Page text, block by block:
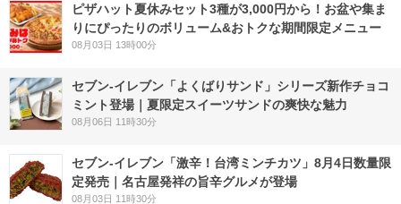
ピザハット夏休みセット3種が3,000円から！お盆や集ま
りにぴったりのボリューム&おトクな期間限定メニュー
08月03日 13時00分
セブン‐イレブン「よくばりサンド」シリーズ新作チョコ
ミント登場｜夏限定スイーツサンドの爽快な魅力
08月06日 11時30分
セブン-イレブン「激辛！台湾ミンチカツ」8月4日数量限
定発売｜名古屋発祥の旨辛グルメが登場
08月03日 11時30分